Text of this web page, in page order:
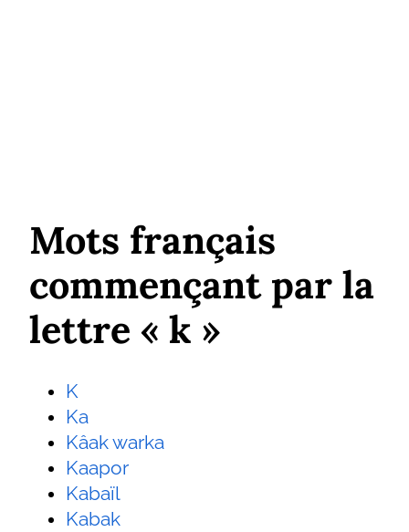
Mots français
commençant par la
lettre « k »
K
Ka
Kâak warka
Kaapor
Kabaïl
Kabak